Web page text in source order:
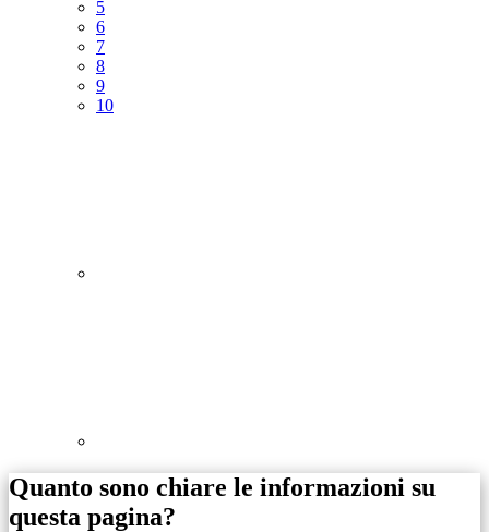
5
6
7
8
9
10
Quanto sono chiare le informazioni su
questa pagina?